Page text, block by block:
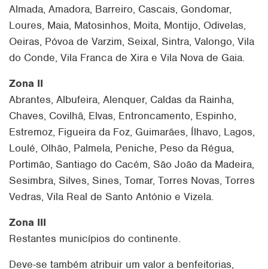
Almada, Amadora, Barreiro, Cascais, Gondomar,
Loures, Maia, Matosinhos, Moita, Montijo, Odivelas,
Oeiras, Póvoa de Varzim, Seixal, Sintra, Valongo, Vila
do Conde, Vila Franca de Xira e Vila Nova de Gaia.
Zona II
Abrantes, Albufeira, Alenquer, Caldas da Rainha,
Chaves, Covilhã, Elvas, Entroncamento, Espinho,
Estremoz, Figueira da Foz, Guimarães, Ílhavo, Lagos,
Loulé, Olhão, Palmela, Peniche, Peso da Régua,
Portimão, Santiago do Cacém, São João da Madeira,
Sesimbra, Silves, Sines, Tomar, Torres Novas, Torres
Vedras, Vila Real de Santo António e Vizela.
Zona III
Restantes municípios do continente.
Deve-se também atribuir um valor a benfeitorias,